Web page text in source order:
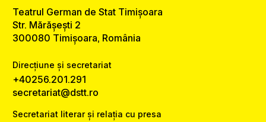
Teatrul German de Stat Timișoara
Str. Mărășești 2
300080 Timișoara, România
Direcțiune și secretariat
+40256.201.291
secretariat@dstt.ro
Secretariat literar și relația cu presa